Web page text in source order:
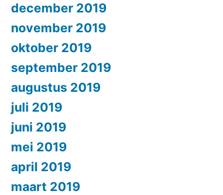
december 2019
november 2019
oktober 2019
september 2019
augustus 2019
juli 2019
juni 2019
mei 2019
april 2019
maart 2019